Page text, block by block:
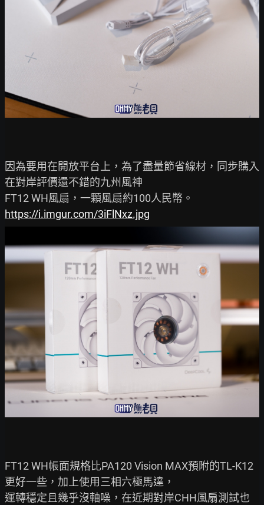
因為要用在開放平台上，為了盡量節省線材，同步購入
在對岸評價還不錯的九州風神
https://i.imgur.com/3iFlNxz.jpg
FT12 WH帳面規格比PA120 Vision MAX預附的TL-K12
更好一些，加上使用三相六極馬達，
運轉穩定且幾乎沒軸噪，在近期對岸CHH風扇測試也